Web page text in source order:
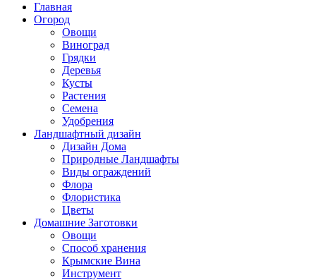
Главная
Огород
Овощи
Виноград
Грядки
Деревья
Кусты
Растения
Семена
Удобрения
Ландшафтный дизайн
Дизайн Дома
Природные Ландшафты
Виды ограждений
Флора
Флористика
Цветы
Домашние Заготовки
Овощи
Способ хранения
Крымские Вина
Инструмент